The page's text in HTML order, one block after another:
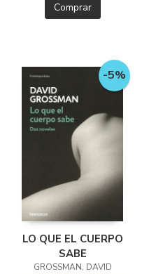
Comprar
-5%
LO QUE EL CUERPO
SABE
GROSSMAN, DAVID